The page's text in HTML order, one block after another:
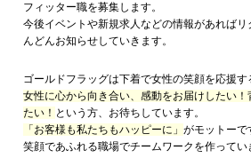
フィッター職を募集します。
今後イベントや新規求人などの情報があれば
んどんお知らせしていきます。
ゴールドフラッグは下着で女性の笑顔を応援す
女性に心から向き合い、感動をお届けしたい！
たい！ という方、お待ちしています。
「お客様も私たちもハッピーに」がモットーで
笑顔であふれる職場でチームワークを作ってい